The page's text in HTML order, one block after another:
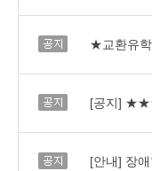
공지
공지
공지